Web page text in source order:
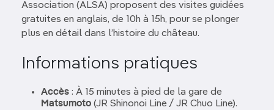
Association (ALSA) proposent des visites guidées
gratuites en anglais, de 10h à 15h, pour se plonger
plus en détail dans l’histoire du château.
Informations pratiques
Accès : À 15 minutes à pied de la gare de
Matsumoto (JR Shinonoi Line / JR Chuo Line).